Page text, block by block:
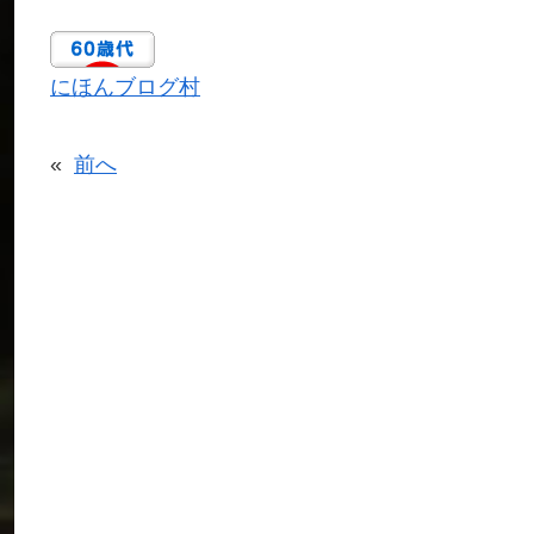
にほんブログ村
« 前へ